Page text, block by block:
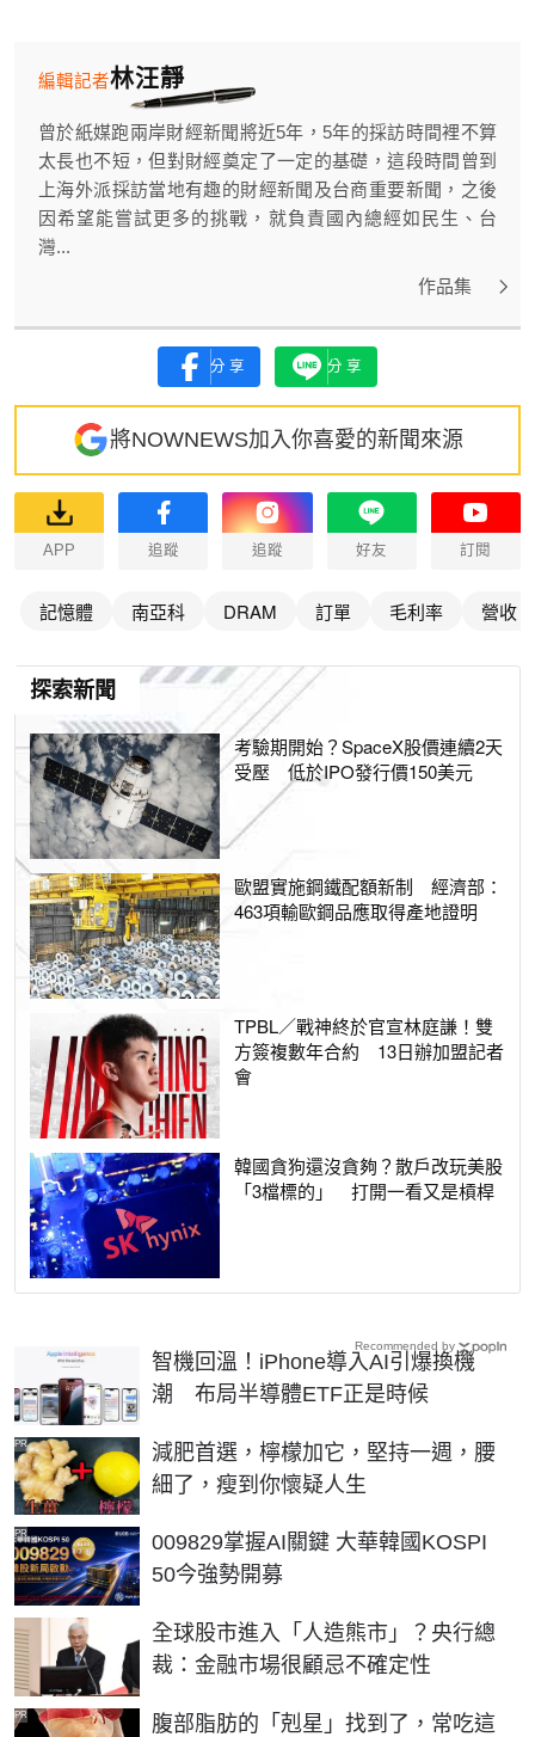
林汪靜
編輯記者
曾於紙媒跑兩岸財經新聞將近5年，5年的採訪時間裡不算
太長也不短，但對財經奠定了一定的基礎，這段時間曾到
上海外派採訪當地有趣的財經新聞及台商重要新聞，之後
因希望能嘗試更多的挑戰，就負責國內總經如民生、台
灣...
作品集
分享 分享
將NOWNEWS加入你喜愛的新聞來源
APP 追蹤 追蹤 好友 訂閱
記憶體 南亞科 DRAM 訂單 毛利率 營收
探索新聞
考驗期開始？SpaceX股價連續2天
受壓 低於IPO發行價150美元
歐盟實施鋼鐵配額新制 經濟部：
463項輸歐鋼品應取得產地證明
TPBL／戰神終於官宣林庭謙！雙
方簽複數年合約 13日辦加盟記者
會
韓國貪狗還沒貪夠？散戶改玩美股
「3檔標的」 打開一看又是槓桿
智機回溫！iPhone導入AI引爆換機
潮 布局半導體ETF正是時候
減肥首選，檸檬加它，堅持一週，腰
細了，瘦到你懷疑人生
PR
009829掌握AI關鍵 大華韓國KOSPI
50今強勢開募
PR
全球股市進入「人造熊市」？央行總
裁：金融市場很顧忌不確定性
腹部脂肪的「剋星」找到了，常吃這
PR
Recommended by